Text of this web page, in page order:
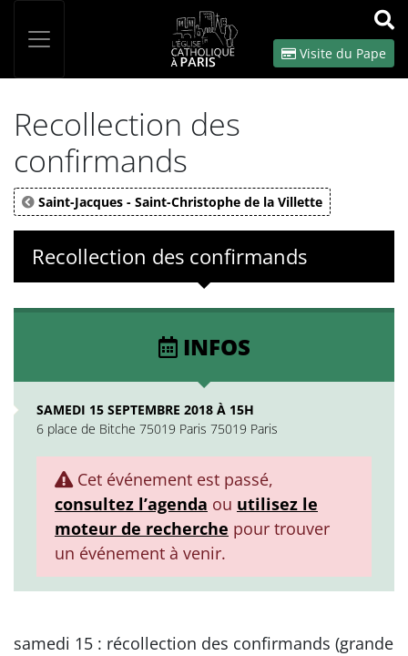
OK
Visite du Pape
Recollection des
confirmands
Saint-Jacques - Saint-Christophe de la Villette
Recollection des confirmands
INFOS
SAMEDI 15 SEPTEMBRE 2018 À 15H
6 place de Bitche 75019 Paris 75019 Paris
Cet événement est passé,
consultez l’agenda ou utilisez le
moteur de recherche pour trouver
un événement à venir.
samedi 15 : récollection des confirmands (grande
Panneau de gestion des cookies